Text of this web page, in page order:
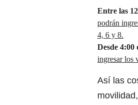
Entre las
podrán
4, 6 y 8.
Desde 4:00
ingresar los
Así las